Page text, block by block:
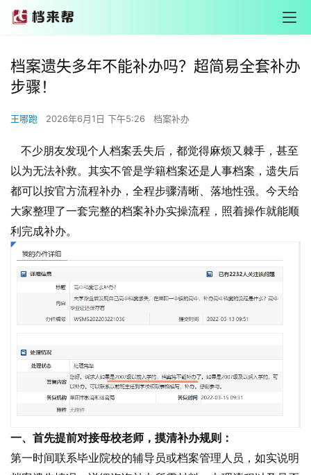
档案遗失多年不能补办吗？超简易全套补办
步骤！
王哪跑 2026年6月1日 下午5:26 档案补办
不少朋友发现个人档案丢失后，都觉得麻烦又棘手，甚至
以为无法补救。其实不管是学籍档案还是人事档案，遗失后
都可以按官方流程补办，全程步骤清晰、落地性强。今天给
大家整理了一套完整的档案补办实操流程，照着操作就能顺
利完成补办。
一、首先提前对接母校老师，摸清补办规则：
第一时间联系毕业院校的辅导员或档案管理人员，如实说明